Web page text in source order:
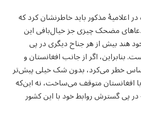
اعلامیهٔ مذکور باید خاطرنشان کرد که
مضحک چیزی جز خیال‌بافی این
هند بیش از هر جناح دیگری در پی
بنابراین، اگر از جانب افغانستان و
خطر می‌کرد، بدون شک خیلی پیش‌تر
با افغانستان متوقف می‌ساخت، نه این‌که
پی گسترش روابط خود با این کشور